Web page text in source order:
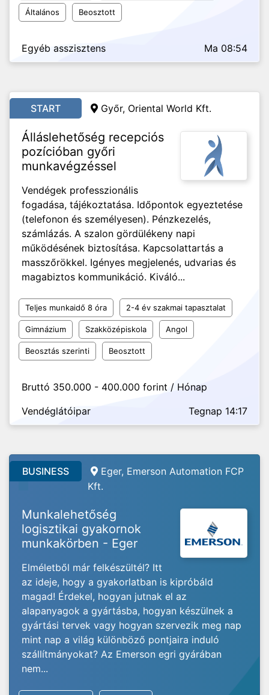
Általános Beosztott
Egyéb asszisztens Ma 08:54
START Győr, Oriental World Kft.
Álláslehetőség recepciós
pozícióban győri
munkavégzéssel
Vendégek professzionális
fogadása, tájékoztatása. Időpontok egyeztetése
(telefonon és személyesen). Pénzkezelés,
számlázás. A szalon gördülékeny napi
működésének biztosítása. Kapcsolattartás a
masszőrökkel. Igényes megjelenés, udvarias és
magabiztos kommunikáció. Kiváló...
Teljes munkaidő 8 óra 2-4 év szakmai tapasztalat
Gimnázium Szakközépiskola Angol
Beosztás szerinti Beosztott
Bruttó 350.000 - 400.000 forint / Hónap
Vendéglátóipar
Tegnap 14:17
BUSINESS
Eger, Emerson Automation FCP
Kft.
Munkalehetőség
logisztikai gyakornok
munkakörben - Eger
Elméletből már felkészültél? Itt
az ideje, hogy a gyakorlatban is kipróbáld
magad! Érdekel, hogyan jutnak el az
alapanyagok a gyártásba, hogyan készülnek a
gyártási tervek vagy hogyan szervezik meg nap
mint nap a világ különböző pontjaira induló
szállítmányokat? Az Emerson egri gyárában
nem...